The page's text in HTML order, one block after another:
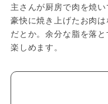
主さんが厨房で肉を焼
豪快に焼き上げたお肉
だとか。余分な脂を落
楽しめます。